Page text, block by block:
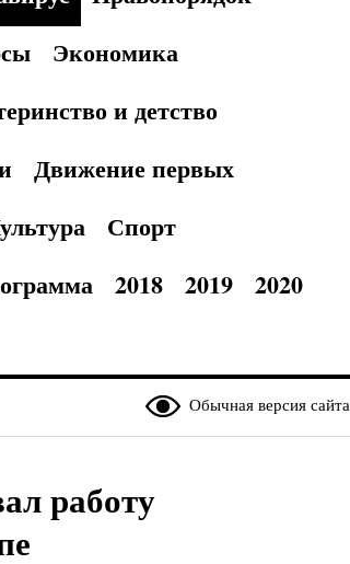
Экономика
и детство
Движение первых
Спорт
2018 2019
2020
Обычная версия сайта
работу